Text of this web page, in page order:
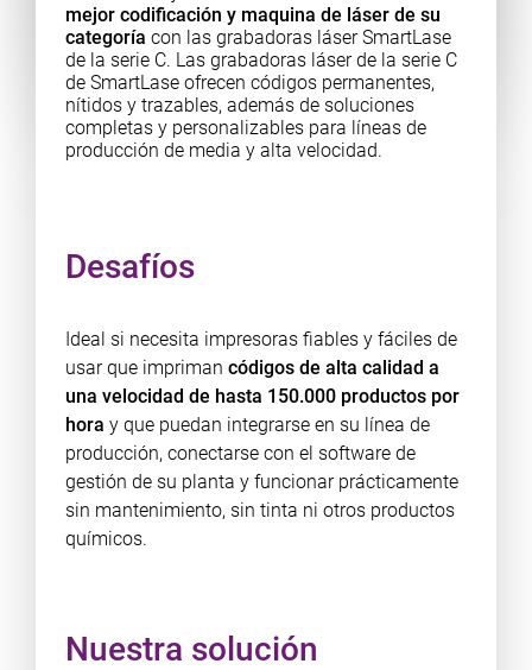
mejor codificación y maquina de láser de su
categoría con las grabadoras láser SmartLase
de la serie C. Las grabadoras láser de la serie C
de SmartLase ofrecen códigos permanentes,
nítidos y trazables, además de soluciones
completas y personalizables para líneas de
producción de media y alta velocidad.
Desafíos
Ideal si necesita impresoras fiables y fáciles de
usar que impriman códigos de alta calidad a
una velocidad de hasta 150.000 productos por
hora y que puedan integrarse en su línea de
producción, conectarse con el software de
gestión de su planta y funcionar prácticamente
sin mantenimiento, sin tinta ni otros productos
químicos.
Nuestra solución